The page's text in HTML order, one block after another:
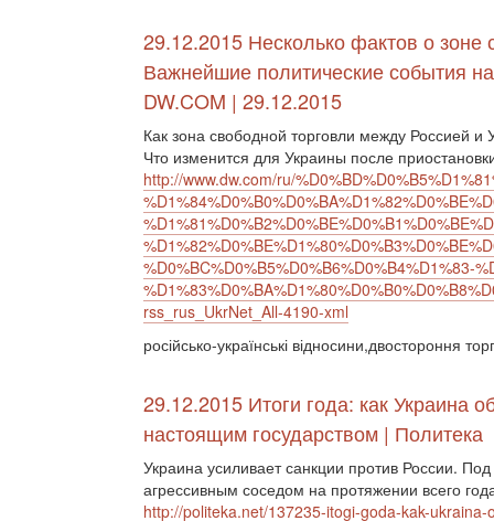
29.12.2015 Несколько фактов о
Важнейшие политические события
DW.COM | 29.12.2015
Как зона свободной торговли между Россией
Что изменится для Украины после
http://www.dw.com/ru/
%D0%BC%D0%B5%D0%B6%D0%B4%D1%83-
rss_rus_UkrNet_All-4190-xml
російсько-українські відносини,двостороння
29.12.2015 Итоги года: как Украина
настоящим государством | Политека
Украина усиливает санкции против России.
агрессивным соседом на протяжении всего
http://politeka.net/137235-itogi-goda-kak-